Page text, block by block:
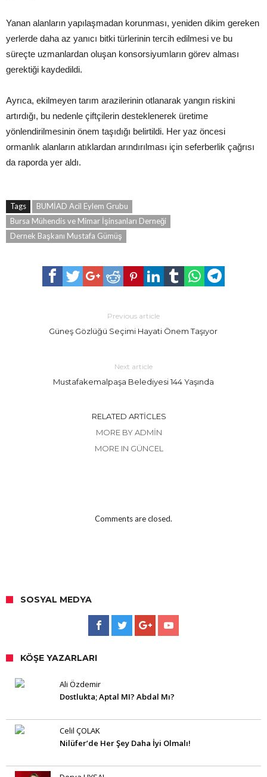
Yanan alanların yapılaşmadan korunması, yeniden dikim gereken
yerlerde daha az yanıcı bitki türlerinin tercih edilmesi ve bu
süreçte uzmanlardan oluşan konsorsiyumların görev alması
gerektiği kaydedildi.
Ayrıca, ekilmeyen tarım arazilerinin otlanarak yangın riskini
artırdığı, bu nedenle çiftçilerin desteklenerek üretime
yönlendirilmesinin önem taşıdığı belirtildi. Her yaz öncesi
ormanlık alanların atıklardan arındırılması için seferberlik çağrısı
da raporda yer aldı.
Tags
BUMİAD Acil Eylem Grubu
Bursa Mühendis ve Mimar İşinsanları Derneği
Dernek Başkanı Mustafa Gümüş
Previous article
Güneş Gözlüğü Seçimi Hayati Önem Taşıyor
Next article
Mustafakemalpaşa Belediyesi 144 Yaşında
RELATED ARTICLES
MORE BY ADMIN
MORE IN GÜNCEL
Comments are closed.
SOSYAL MEDYA
KÖŞE YAZARLARI
Ali Özdemir
Dostlukta; Aptal MI? Abdal Mı?
Celil ÇOLAK
Nilüfer’de Her Şey Daha İyi Olmalı!